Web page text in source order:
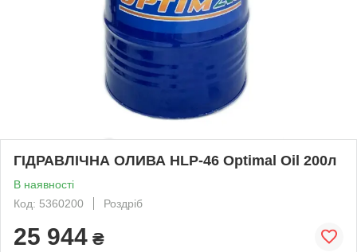
ГІДРАВЛІЧНА ОЛИВА HLP-46 Optimal Oil 200л
В наявності
Код: 5360200
Роздріб
25 944 ₴